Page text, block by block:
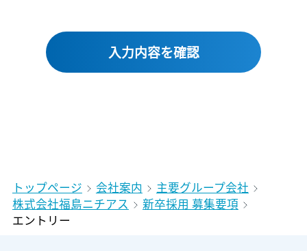
トップページ 会社案内
主要グループ会社
株式会社福島ニチアス
新卒採用 募集要項
エントリー